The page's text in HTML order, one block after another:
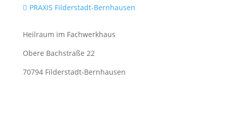
 PRAXIS Filderstadt-Bernhausen
Heilraum im Fachwerkhaus
Obere Bachstraße 22
70794 Filderstadt-Bernhausen